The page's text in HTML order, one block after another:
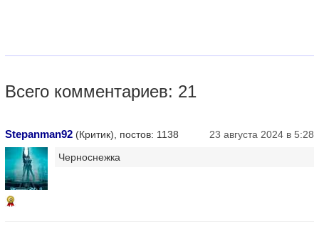
Всего комментариев: 21
Stepanman92 (Критик), постов: 1138 23 августа 2024 в 5:28
8
Черноснежка